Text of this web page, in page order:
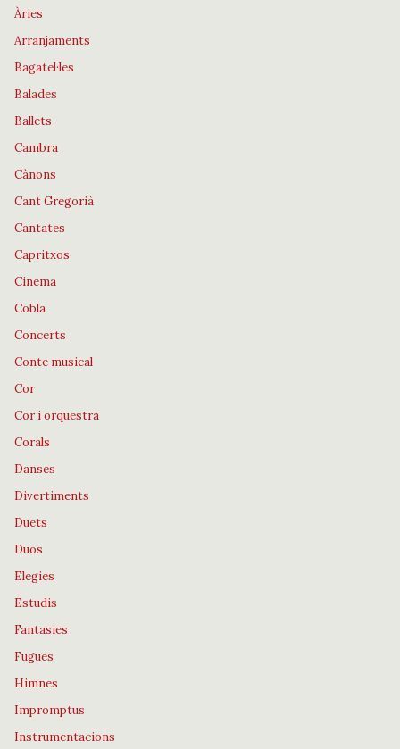
Àries
Arranjaments
Bagatel·les
Balades
Ballets
Cambra
Cànons
Cant Gregorià
Cantates
Capritxos
Cinema
Cobla
Concerts
Conte musical
Cor
Cor i orquestra
Corals
Danses
Divertiments
Duets
Duos
Elegies
Estudis
Fantasies
Fugues
Himnes
Impromptus
Instrumentacions